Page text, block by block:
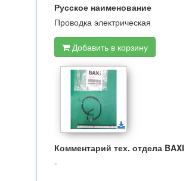
Русское наименование
Проводка электрическая
Добавить в корзину
Комментарий тех. отдела BAXI
-